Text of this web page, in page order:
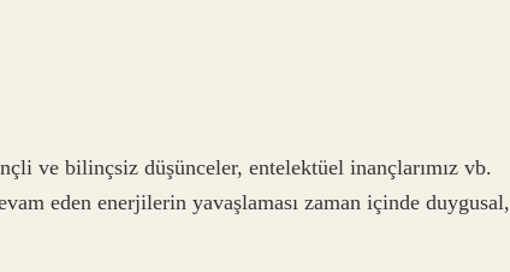
ve bilinçsiz düşünceler, entelektüel inançlarımız vb.
eden enerjilerin yavaşlaması zaman içinde duygusal,